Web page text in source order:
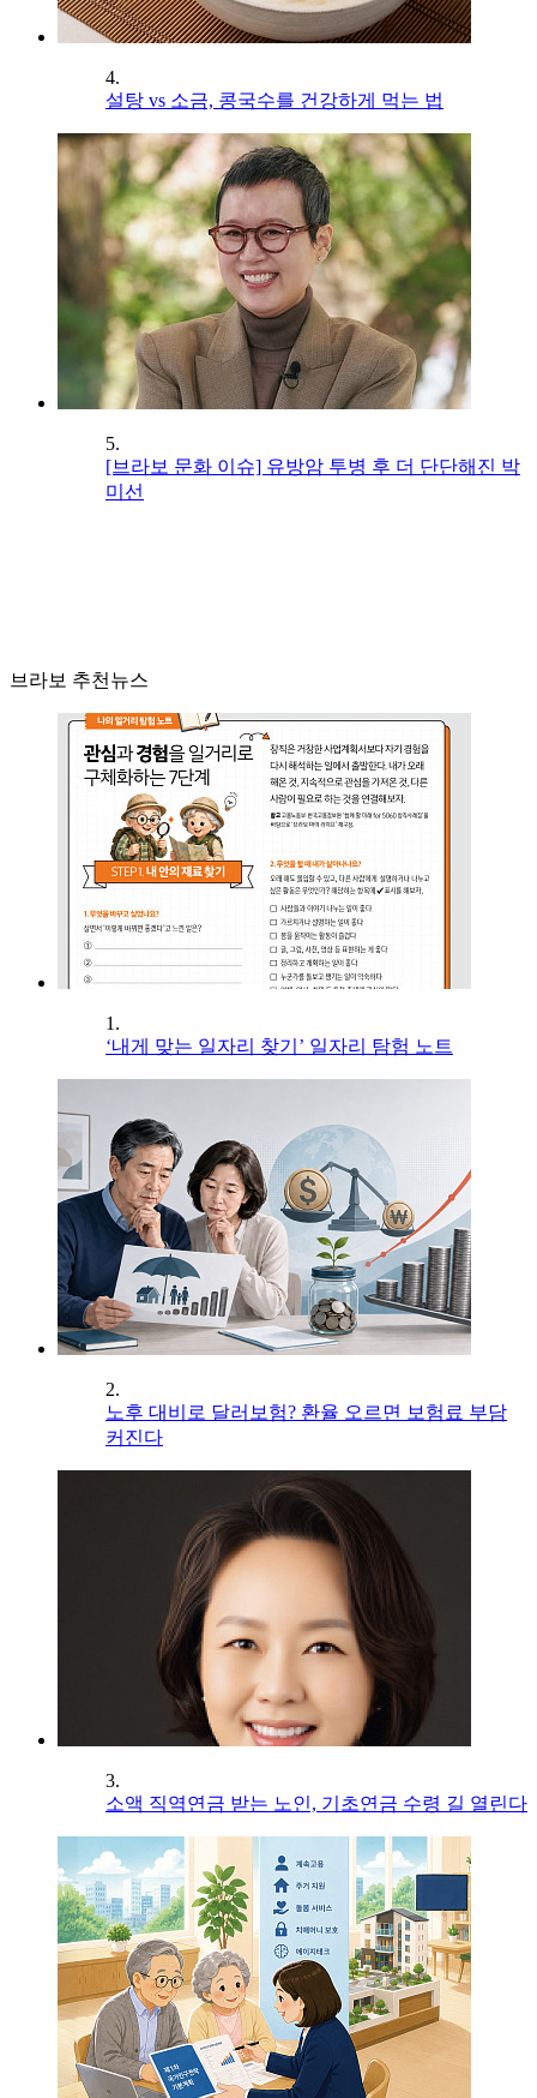
4.
설탕 vs 소금, 콩국수를 건강하게 먹는 법
5.
[브라보 문화 이슈] 유방암 투병 후 더 단단해진 박
미선
브라보 추천뉴스
1.
‘내게 맞는 일자리 찾기’ 일자리 탐험 노트
2.
노후 대비로 달러보험? 환율 오르면 보험료 부담
커진다
3.
소액 직역연금 받는 노인, 기초연금 수령 길 열린다